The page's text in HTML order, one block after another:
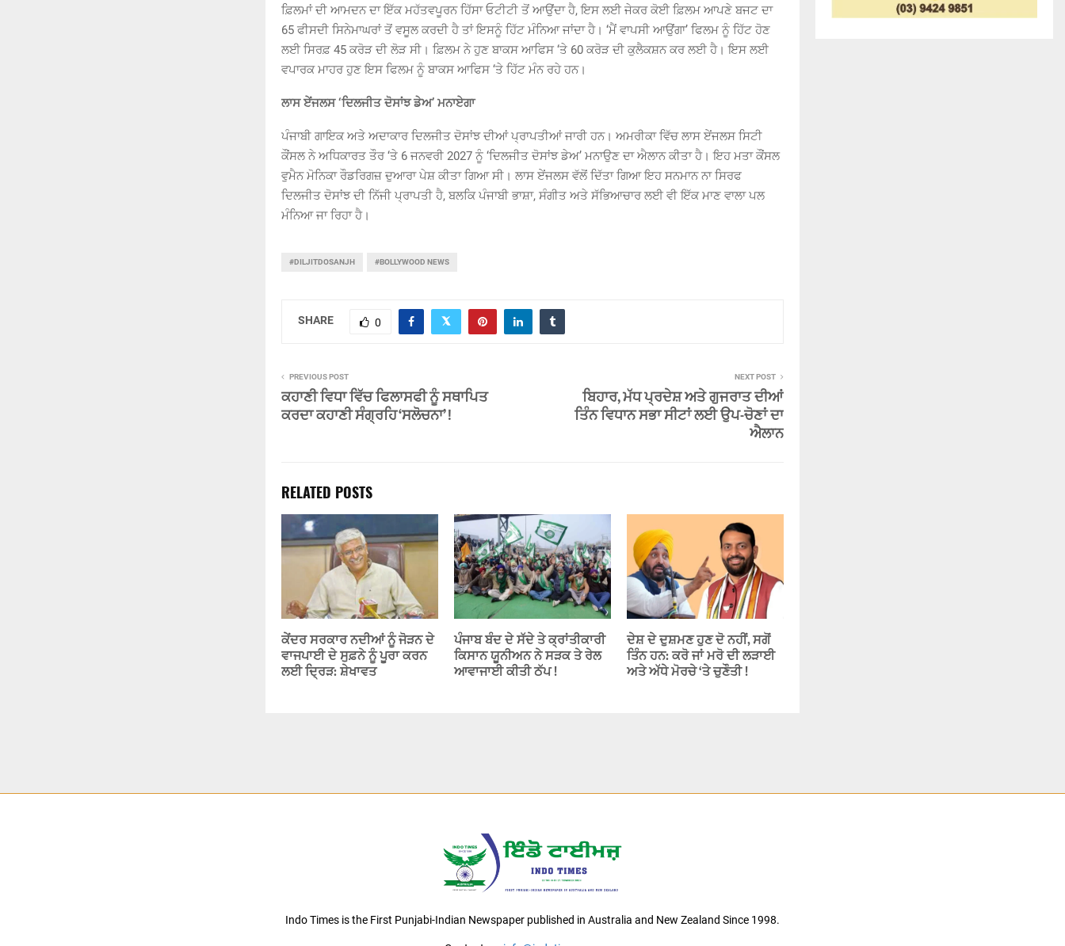
ਫ਼ਿਲਮਾਂ ਦੀ ਆਮਦਨ ਦਾ ਇੱਕ ਮਹੱਤਵਪੂਰਨ ਹਿੱਸਾ ਓਟੀਟੀ ਤੋਂ ਆਉਂਦਾ ਹੈ, ਇਸ ਲਈ ਜੇਕਰ ਕੋਈ ਫ਼ਿਲਮ ਆਪਣੇ ਬਜਟ ਦਾ
65 ਫੀਸਦੀ ਸਿਨੇਮਾਘਰਾਂ ਤੋਂ ਵਸੂਲ ਕਰਦੀ ਹੈ ਤਾਂ ਇਸਨੂੰ ਹਿੱਟ ਮੰਨਿਆ ਜਾਂਦਾ ਹੈ। ‘ਮੈਂ ਵਾਪਸੀ ਆਉਂਗਾ’ ਫਿਲਮ ਨੂੰ ਹਿੱਟ ਹੋਣ
ਲਈ ਸਿਰਫ਼ 45 ਕਰੋੜ ਦੀ ਲੋੜ ਸੀ। ਫ਼ਿਲਮ ਨੇ ਹੁਣ ਬਾਕਸ ਆਫਿਸ ‘ਤੇ 60 ਕਰੋੜ ਦੀ ਕੁਲੈਕਸ਼ਨ ਕਰ ਲਈ ਹੈ। ਇਸ ਲਈ
ਵਪਾਰਕ ਮਾਹਰ ਹੁਣ ਇਸ ਫਿਲਮ ਨੂੰ ਬਾਕਸ ਆਫਿਸ ‘ਤੇ ਹਿੱਟ ਮੰਨ ਰਹੇ ਹਨ।
ਲਾਸ ਏਂਜਲਸ ‘ਦਿਲਜੀਤ ਦੋਸਾਂਝ ਡੇਅ’ ਮਨਾਏਗਾ
ਪੰਜਾਬੀ ਗਾਇਕ ਅਤੇ ਅਦਾਕਾਰ ਦਿਲਜੀਤ ਦੋਸਾਂਝ ਦੀਆਂ ਪ੍ਰਾਪਤੀਆਂ ਜਾਰੀ ਹਨ। ਅਮਰੀਕਾ ਵਿੱਚ ਲਾਸ ਏਂਜਲਸ ਸਿਟੀ
ਕੌਂਸਲ ਨੇ ਅਧਿਕਾਰਤ ਤੌਰ ‘ਤੇ 6 ਜਨਵਰੀ 2027 ਨੂੰ ‘ਦਿਲਜੀਤ ਦੋਸਾਂਝ ਡੇਅ’ ਮਨਾਉਣ ਦਾ ਐਲਾਨ ਕੀਤਾ ਹੈ। ਇਹ ਮਤਾ ਕੌਂਸਲ
ਵੁਮੈਨ ਮੋਨਿਕਾ ਰੌਡਰਿਗਜ਼ ਦੁਆਰਾ ਪੇਸ਼ ਕੀਤਾ ਗਿਆ ਸੀ। ਲਾਸ ਏਂਜਲਸ ਵੱਲੋਂ ਦਿੱਤਾ ਗਿਆ ਇਹ ਸਨਮਾਨ ਨਾ ਸਿਰਫ
ਦਿਲਜੀਤ ਦੋਸਾਂਝ ਦੀ ਨਿੱਜੀ ਪ੍ਰਾਪਤੀ ਹੈ, ਬਲਕਿ ਪੰਜਾਬੀ ਭਾਸ਼ਾ, ਸੰਗੀਤ ਅਤੇ ਸੱਭਿਆਚਾਰ ਲਈ ਵੀ ਇੱਕ ਮਾਣ ਵਾਲਾ ਪਲ
ਮੰਨਿਆ ਜਾ ਰਿਹਾ ਹੈ।
#DILJITDOSANJH #BOLLYWOOD NEWS
SHARE 0
PREVIOUS POST
ਕਹਾਣੀ ਵਿਧਾ ਵਿੱਚ ਫਿਲਾਸਫੀ ਨੂੰ ਸਥਾਪਿਤ
ਕਰਦਾ ਕਹਾਣੀ ਸੰਗ੍ਰਹਿ ‘ਸਲੋਚਨਾ’ !
NEXT POST
ਬਿਹਾਰ, ਮੱਧ ਪ੍ਰਦੇਸ਼ ਅਤੇ ਗੁਜਰਾਤ ਦੀਆਂ
ਤਿੰਨ ਵਿਧਾਨ ਸਭਾ ਸੀਟਾਂ ਲਈ ਉਪ-ਚੋਣਾਂ ਦਾ
ਐਲਾਨ
RELATED POSTS
ਕੇਂਦਰ ਸਰਕਾਰ ਨਦੀਆਂ ਨੂੰ ਜੋੜਨ ਦੇ
ਵਾਜਪਾਈ ਦੇ ਸੁਫ਼ਨੇ ਨੂੰ ਪੂਰਾ ਕਰਨ
ਲਈ ਦ੍ਰਿੜ: ਸ਼ੇਖਾਵਤ
ਪੰਜਾਬ ਬੰਦ ਦੇ ਸੱਦੇ ਤੇ ਕ੍ਰਾਂਤੀਕਾਰੀ
ਕਿਸਾਨ ਯੂਨੀਅਨ ਨੇ ਸੜਕ ਤੇ ਰੇਲ
ਆਵਾਜਾਈ ਕੀਤੀ ਠੱਪ !
ਦੇਸ਼ ਦੇ ਦੁਸ਼ਮਣ ਹੁਣ ਦੋ ਨਹੀਂ, ਸਗੋਂ
ਤਿੰਨ ਹਨ: ਕਰੋ ਜਾਂ ਮਰੋ ਦੀ ਲੜਾਈ
ਅਤੇ ਅੱਧੇ ਮੋਰਚੇ ‘ਤੇ ਚੁਣੌਤੀ !
Indo Times is the First Punjabi-Indian Newspaper published in Australia and New Zealand Since 1998.